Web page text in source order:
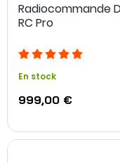
Radiocommande
RC Pro
En stock
999,00 €